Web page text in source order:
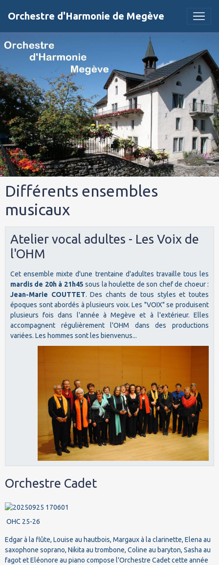
Orchestre d'Harmonie de Megève
Différents ensembles
musicaux
Atelier vocal adultes - Les Voix de
l'OHM
Cet ensemble mixte d'une trentaine d'adultes travaille tous les
mardis de 20h à 21h45 sous la houlette de son chef de choeur :
Jean-Marie COUTTET. Des chants de tous styles et toutes
époques sont abordés à plusieurs voix. Les "VOIX" se produisent
plusieurs fois dans l'année à Megève et à l'extérieur. Elles
accompagnent régulièrement l'OHM dans des productions
variées. Les hommes sont les bienvenus...
Orchestre Cadet
OHC 25-26
Edgar à la flûte, Louise au hautbois, Margaux à la clarinette, Elena au
saxophone soprano, Nikita au trombone, Coline au baryton, Sasha au
fagot et Eléonore au piano compose l'Orchestre Cadet cette année